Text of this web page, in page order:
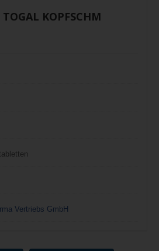
TOGAL KOPFSCHM
Vertriebs GmbH